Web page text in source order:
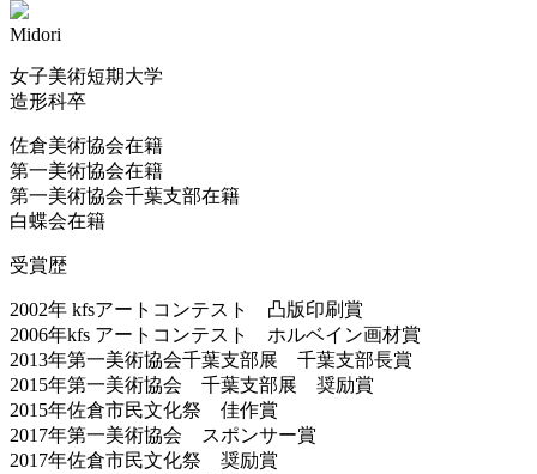
Midori
女子美術短期大学
造形科卒
佐倉美術協会在籍
第一美術協会在籍
第一美術協会千葉支部在籍
白蝶会在籍
受賞歴
2002年 kfsアートコンテスト 凸版印刷賞
2006年kfs アートコンテスト ホルベイン画材賞
2013年第一美術協会千葉支部展 千葉支部長賞
2015年第一美術協会 千葉支部展 奨励賞
2015年佐倉市民文化祭 佳作賞
2017年第一美術協会 スポンサー賞
2017年佐倉市民文化祭 奨励賞